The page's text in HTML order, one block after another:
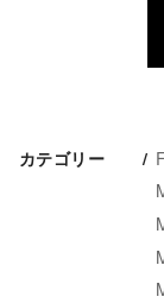
カテゴリー